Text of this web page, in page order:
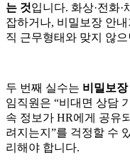
는 것입니다. 화상·전화
잡하거나, 비밀보장 안
직 근무형태와 맞지 않
두 번째 실수는 비밀보
임직원은 “비대면 상담
속 정보가 HR에게 공유
려지는지”를 걱정할 수
리해야 합니다.